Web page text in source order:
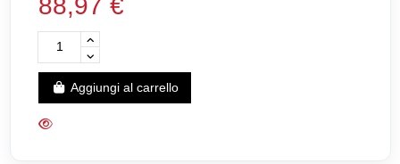
88,97 €
Aggiungi al carrello